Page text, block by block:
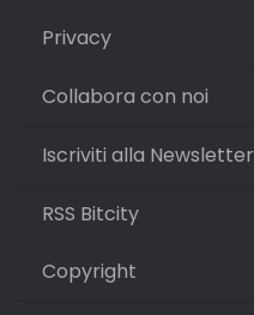
Privacy
Collabora con noi
Iscriviti alla Newsletter
RSS Bitcity
Copyright